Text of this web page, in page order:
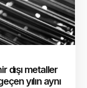
dışı metaller
yılın aynı